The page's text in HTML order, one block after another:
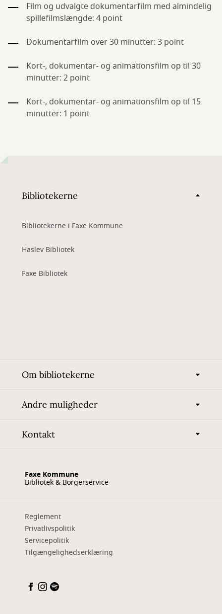
Film og udvalgte dokumentarfilm med almindelig
spillefilmslængde: 4 point
Dokumentarfilm over 30 minutter: 3 point
Kort-, dokumentar- og animationsfilm op til 30
minutter: 2 point
Kort-, dokumentar- og animationsfilm op til 15
minutter: 1 point
Bibliotekerne
Bibliotekerne i Faxe Kommune
Haslev Bibliotek
Faxe Bibliotek
Om bibliotekerne
Andre muligheder
Kontakt
Faxe Kommune
Bibliotek & Borgerservice
Reglement
Privatlivspolitik
Servicepolitik
Tilgængelighedserklæring